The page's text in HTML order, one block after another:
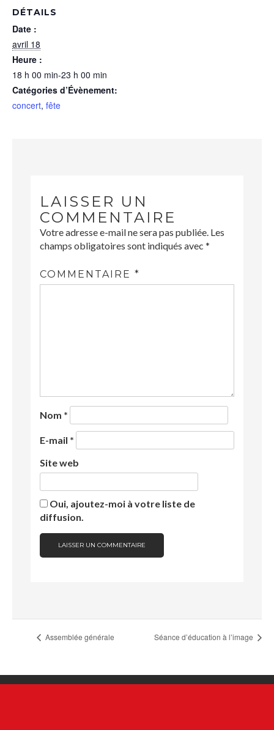
DÉTAILS
Date :
avril 18
Heure :
18 h 00 min-23 h 00 min
Catégories d’Évènement:
concert, fête
LAISSER UN
COMMENTAIRE
Votre adresse e-mail ne sera pas publiée. Les
champs obligatoires sont indiqués avec *
COMMENTAIRE *
Nom *
E-mail *
Site web
Oui, ajoutez-moi à votre liste de
diffusion.
Assemblée générale Séance d’éducation à l’image